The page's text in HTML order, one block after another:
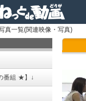
真一覧(関連映像・写真)
番組 ★】↓